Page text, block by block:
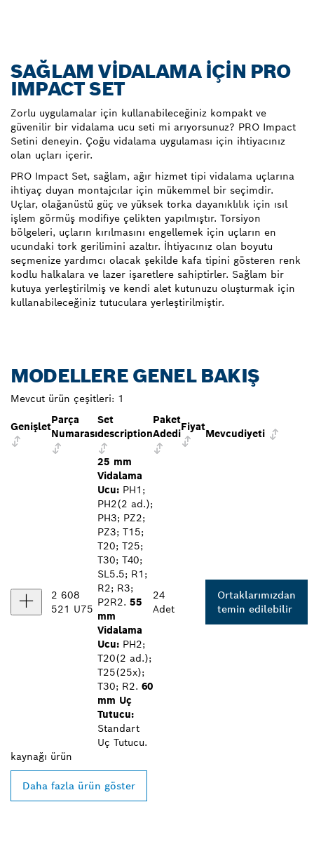
SAĞLAM VIDALAMA IÇIN PRO
IMPACT SET
Zorlu uygulamalar için kullanabileceğiniz kompakt ve
güvenilir bir vidalama ucu seti mi arıyorsunuz? PRO Impact
Setini deneyin. Çoğu vidalama uygulaması için ihtiyacınız
olan uçları içerir.
PRO Impact Set, sağlam, ağır hizmet tipi vidalama uçlarına
ihtiyaç duyan montajcılar için mükemmel bir seçimdir.
Uçlar, olağanüstü güç ve yüksek torka dayanıklılık için ısıl
işlem görmüş modifiye çelikten yapılmıştır. Torsiyon
bölgeleri, uçların kırılmasını engellemek için uçların en
ucundaki tork gerilimini azaltır. İhtiyacınız olan boyutu
seçmenize yardımcı olacak şekilde kafa tipini gösteren renk
kodlu halkalara ve lazer işaretlere sahiptirler. Sağlam bir
kutuya yerleştirilmiş ve kendi alet kutunuzu oluşturmak için
kullanabileceğiniz tutuculara yerleştirilmiştir.
MODELLERE GENEL BAKIŞ
Mevcut ürün çeşitleri: 1
Genişlet
Parça
Numarası
Set
description
Paket
Adedi
Fiyat
Mevcudiyeti
2 608
521 U75
25 mm
Vidalama
Ucu: PH1;
PH2(2 ad.);
PH3; PZ2;
PZ3; T15;
T20; T25;
T30; T40;
SL5.5; R1;
R2; R3;
P2R2. 55
mm
Vidalama
Ucu: PH2;
T20(2 ad.);
T25(25x);
T30; R2. 60
mm Uç
Tutucu:
Standart
Uç Tutucu.
24
Adet
Ortaklarımızdan
temin edilebilir
kaynağı ürün
Daha fazla ürün göster